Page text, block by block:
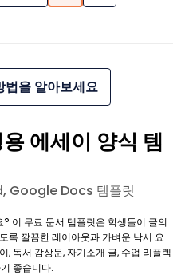
법을 알아보세요
에세이 양식 템
Google Docs 템플릿
이 무료 문서 템플릿은 학생들이 글의
록 깔끔한 레이아웃과 가벼운 낙서 요
, 독서 감상문, 자기소개 글, 수업 리플렉
좋습니다.